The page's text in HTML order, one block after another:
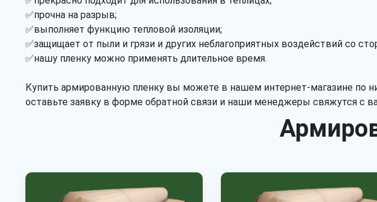
✅прочна на разрыв;
✅выполняет функцию тепловой изоляции;
✅защищает от пыли и грязи и других неблагоприятных воздействий со
✅нашу пленку можно применять длительное время.
Купить армированную пленку вы можете в нашем интернет-магазине по
оставьте заявку в форме обратной связи и наши менеджеры свяжутся с